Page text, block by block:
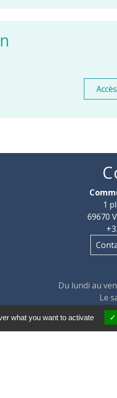
1
69670
Du lundi au
Le
what you want to activate